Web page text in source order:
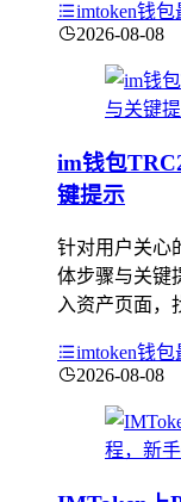
imtoken钱
2026-08-08
im钱包
键提示
针对用户关心
体步骤与关键
入资产页面，
imtoken钱
2026-08-08